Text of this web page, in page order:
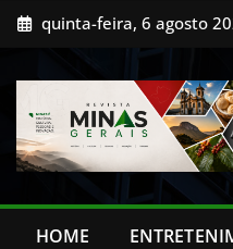
Skip quinta-feira, 6 agosto
HOME